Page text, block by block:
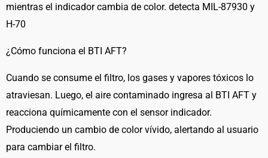
mientras el indicador cambia de color. detecta MIL-87930 y
H-70
¿Cómo funciona el BTI AFT?
Cuando se consume el filtro, los gases y vapores tóxicos lo
atraviesan. Luego, el aire contaminado ingresa al BTI AFT y
reacciona químicamente con el sensor indicador.
Produciendo un cambio de color vívido, alertando al usuario
para cambiar el filtro.